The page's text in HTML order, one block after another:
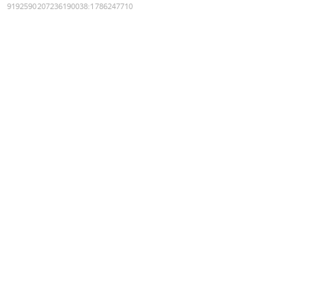
9192590207236190038:1786247710